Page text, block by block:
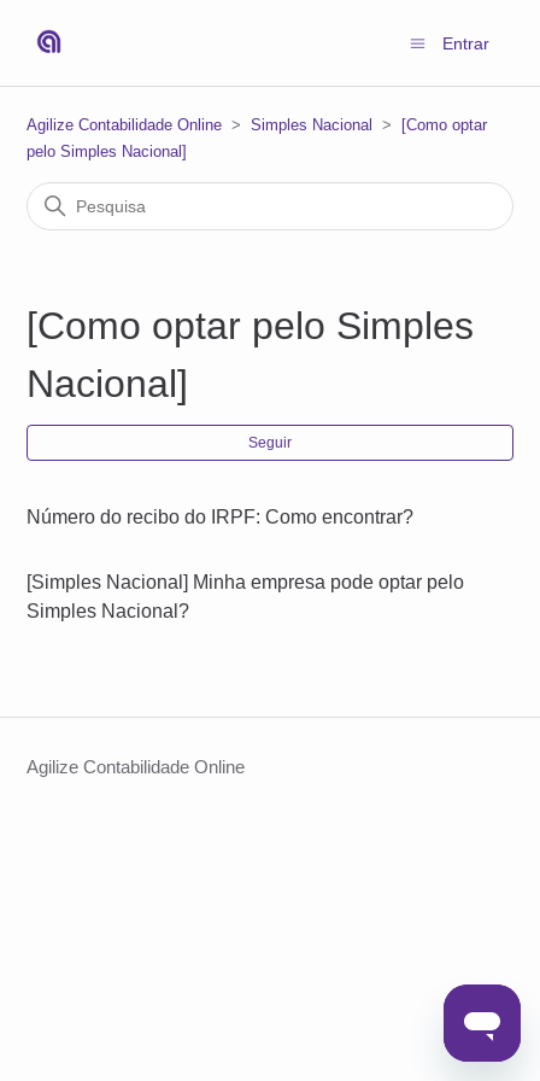
Entrar
Agilize Contabilidade Online Simples Nacional
[Como optar
pelo Simples Nacional]
[Como optar pelo Simples
Nacional]
Seguir
Número do recibo do IRPF: Como encontrar?
[Simples Nacional] Minha empresa pode optar pelo
Simples Nacional?
Agilize Contabilidade Online